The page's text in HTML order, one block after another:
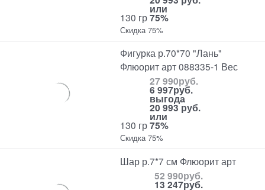
130 гр
или
75%
Скидка 75%
Фигурка р.70*70 "Лань"
Флюорит арт 088335-1 Вес
130 гр
27 990руб.
6 997руб.
выгода
20 993 руб.
или
75%
Скидка 75%
Шар р.7*7 см Флюорит арт
52 990руб.
13 247руб.